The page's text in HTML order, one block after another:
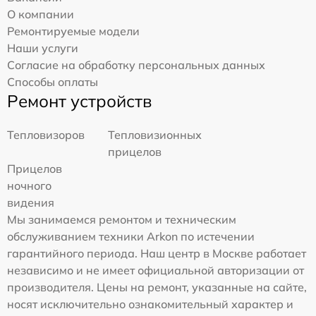
О компании
Ремонтируемые модели
Наши услуги
Согласие на обработку персональных данных
Способы оплаты
Ремонт устройств
Тепловизоров
Тепловизионных
прицелов
Прицелов
ночного
видения
Мы занимаемся ремонтом и техническим
обслуживанием техники Arkon по истечении
гарантийного периода. Наш центр в Москве работает
независимо и не имеет официальной авторизации от
производителя. Цены на ремонт, указанные на сайте,
носят исключительно ознакомительный характер и